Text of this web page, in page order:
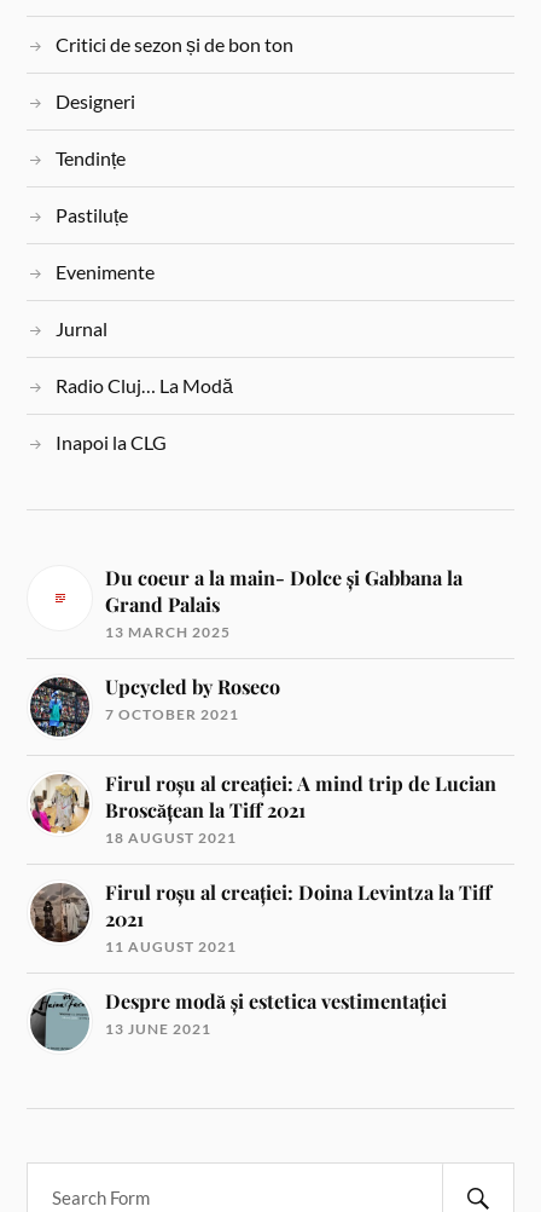
Critici de sezon și de bon ton
Designeri
Tendințe
Pastiluțe
Evenimente
Jurnal
Radio Cluj… La Modă
Inapoi la CLG
Du coeur a la main- Dolce și Gabbana la
Grand Palais
13 MARCH 2025
Upcycled by Roseco
7 OCTOBER 2021
Firul roșu al creației: A mind trip de Lucian
Broscățean la Tiff 2021
18 AUGUST 2021
Firul roșu al creației: Doina Levintza la Tiff
2021
11 AUGUST 2021
Despre modă și estetica vestimentației
13 JUNE 2021